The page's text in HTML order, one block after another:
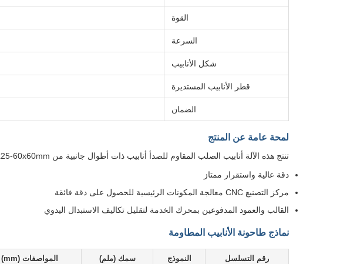
القوة
السرعة
شكل الأنابيب
قطر الأنابيب المستديرة
الضمان
لمحة عامة عن المنتج
تنتج هذه الآلة أنابيب الصلب المقاوم للصدأ أنابيب ذات أطوال جانبية من 25x25-60x60mm وسمك من 0.5-3mm.
دقة عالية واستقرار ممتاز
مركز التصنيع CNC معالجة المكونات الرئيسية للحصول على دقة فائقة
القالب والعمود المدفوعين بمحرك الخدمة لتقليل تكاليف الاستبدال اليدوي
نماذج طاحونة الأنابيب المطاومة
رقم التسلسل النموذج سمك (ملم) المواصفات (mm)